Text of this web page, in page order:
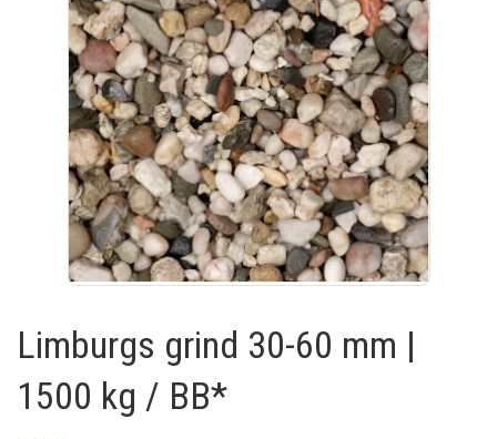
Limburgs grind 30-60 mm |
1500 kg / BB*